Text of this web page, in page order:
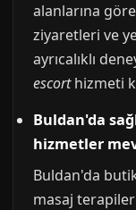
alanlarına
ziyaretleri ve
ayrıcalıklı
escorthizmeti
Buldan'da
hizmetler
Buldan'da
masaj